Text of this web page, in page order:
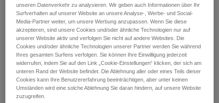
Beispiele:
unseren Datenverkehr zu analysieren. Wir geben auch Informationen über Ihr
Surfverhalten auf unserer Website an unsere Analyse-, Werbe- und Social-
Media-Partner weiter, um unsere Werbung anzupassen. Wenn Sie diese
akzeptieren, sind unsere Cookies und/oder ähnliche Technologien nur auf
unserer Website aktiv und verfolgen Sie nicht auf andere Websites. Die
Cookies und/oder ähnliche Technologien unserer Partner werden Sie während
Ihres gesamten Surfens verfolgen. Sie können Ihre Einwilligung jederzeit
widerrufen, indem Sie auf den Link „Cookie-Einstellungen“ klicken, der sich am
unteren Rand der Website befindet. Die Ablehnung aller oder eines Teils dieser
Cookies kann Ihre Benutzererfahrung beeinträchtigen, aber unter keinen
Umständen wird eine solche Ablehnung Sie daran hindern, auf unsere Website
zuzugreifen.